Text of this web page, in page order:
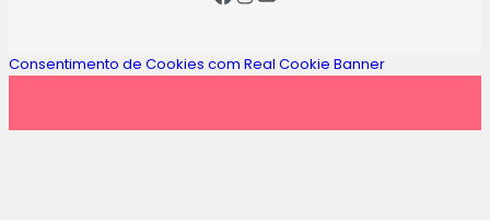
Consentimento de Cookies com Real Cookie Banner